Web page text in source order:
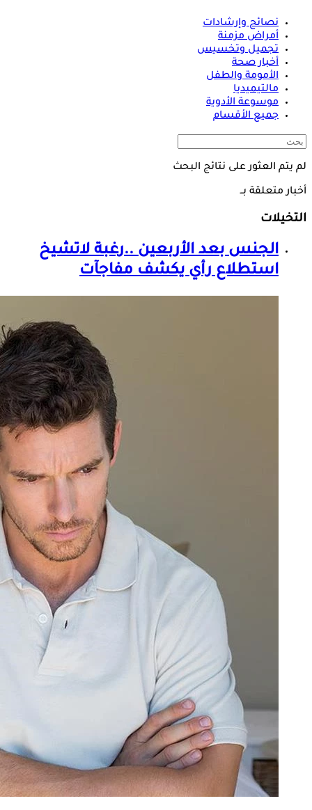
نصائح وإرشادات
أمراض مزمنة
تجميل وتخسيس
أخبار صحة
الأمومة والطفل
مالتيميديا
موسوعة الأدوية
جميع الأقسام
لم يتم العثور على نتائج البحث
أخبار متعلقة بــ
التخيلات
الجنس بعد الأربعين ..رغبة لاتشيخ
استطلاع رأي يكشف مفاجآت